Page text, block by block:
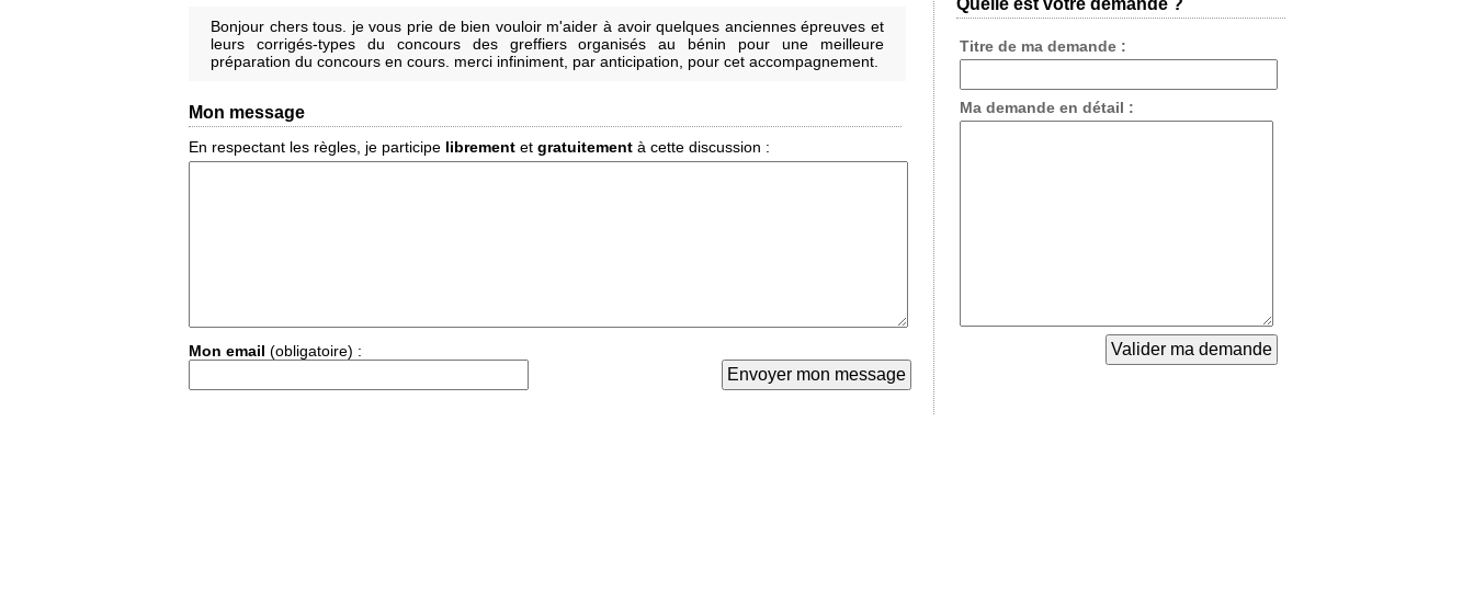
Bonjour chers tous. je vous prie de bien vouloir m'aider à avoir quelques anciennes épreuves et
leurs corrigés-types du concours des greffiers organisés au bénin pour une meilleure
préparation du concours en cours. merci infiniment, par anticipation, pour cet accompagnement.
Mon message
En respectant les règles, je participe librement et gratuitement à cette discussion :
Mon email (obligatoire) :
Quelle est votre demande ?
Titre de ma demande :
Ma demande en détail :